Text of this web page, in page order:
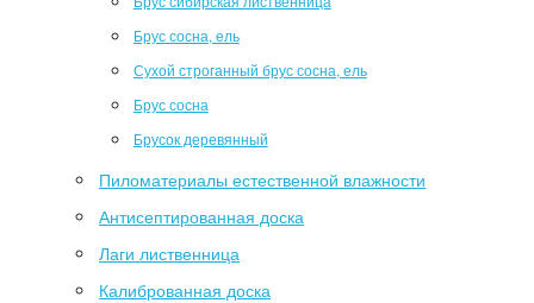
Брус сосна, ель
Сухой строганный брус сосна, ель
Брус сосна
Брусок деревянный
Пиломатериалы естественной влажности
Антисептированная доска
Лаги лиственница
Калиброванная доска